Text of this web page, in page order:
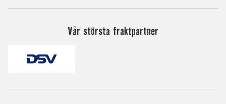
Vår största fraktpartner